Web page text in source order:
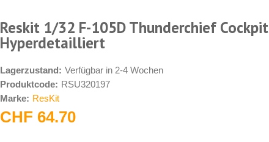
Reskit 1/32 F-105D Thunderchief Cockpit
Hyperdetailliert
Lagerzustand: Verfügbar in 2-4 Wochen
Produktcode: RSU320197
Marke: ResKit
CHF 64.70